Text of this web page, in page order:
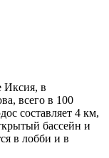
Иксия, в
всего в 100
составляет 4 км,
бассейн и
в лобби и в